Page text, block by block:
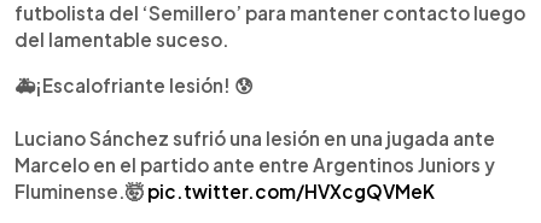
futbolista del ‘Semillero’ para mantener contacto luego
del lamentable suceso.
🚑¡Escalofriante lesión! 😰
Luciano Sánchez sufrió una lesión en una jugada ante
Marcelo en el partido ante entre Argentinos Juniors y
Fluminense.🤯 pic.twitter.com/HVXcgQVMeK